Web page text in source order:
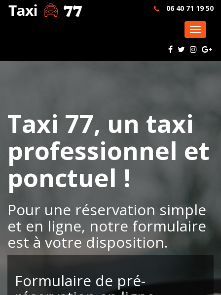
06 40 71 19 50
Taxi 77, un taxi
professionnel et
ponctuel !
Pour une réservation simple
et en ligne, notre formulaire
est à votre disposition.
Formulaire de pré-